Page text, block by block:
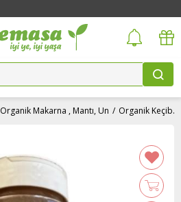
Organik Makarna , Mantı, Un Organik Keçiboynuzu Unu (250 gr) Ekozel